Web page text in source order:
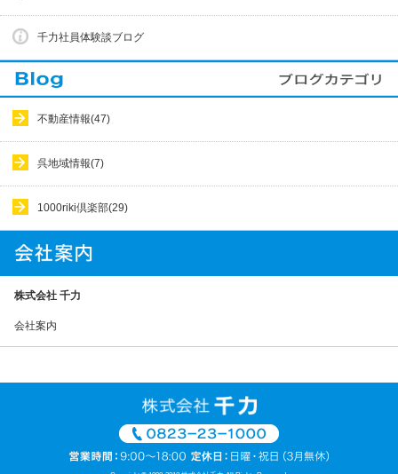
千力社員体験談ブログ
不動産情報(47)
呉地域情報(7)
1000riki倶楽部(29)
株式会社 千力
会社案内